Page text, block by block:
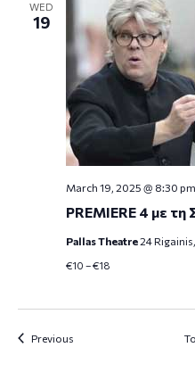
WED
19
PREMIERE 4 με
March 19, 2025 @ 8:30 pm
Pallas Theatre24
€10 – €18
PreviousEvents